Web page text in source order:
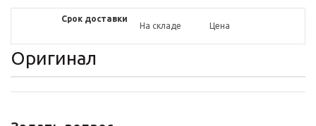
Срок доставки
На складе Цена
Оригинал